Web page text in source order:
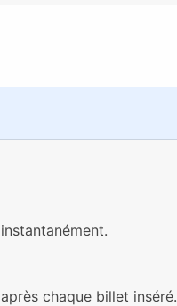
chaque billet inséré.